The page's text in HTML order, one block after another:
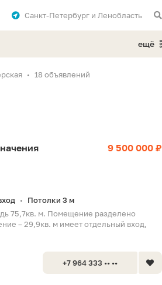
Санкт-Петербург и Ленобласть
ещё
18 объявлений
9 500 000 ₽
•
Потолки 3 м
75,7кв. м. Помещение разделено
– 29,9кв. м имеет отдельный вход,
+7 964 333 •• ••